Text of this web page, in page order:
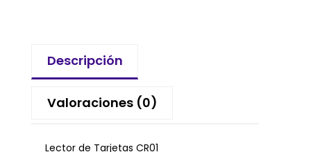
Descripción
Valoraciones (0)
Lector de Tarjetas CR01